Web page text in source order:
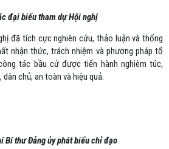
đại biểu tham dự Hội nghị
đã tích cực nghiên cứu, thảo luận và thống
nhận thức, trách nhiệm và phương pháp tổ
tác bầu cử được tiến hành nghiêm túc,
chủ, an toàn và hiệu quả.
Bí thư Đảng ủy phát biểu chỉ đạo